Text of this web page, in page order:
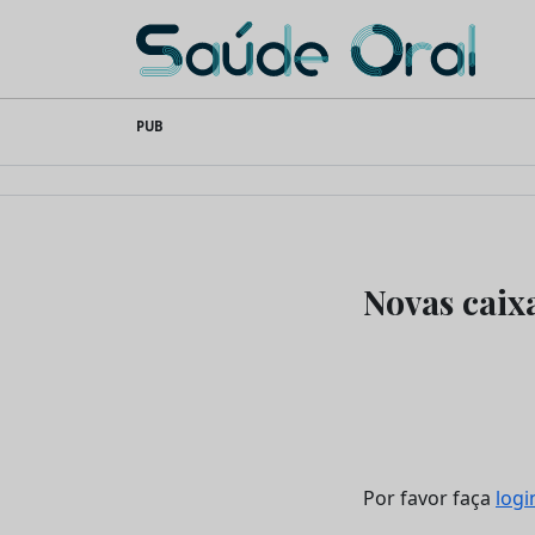
content
Saúde Oral
PUB
Novas
Por favor faça